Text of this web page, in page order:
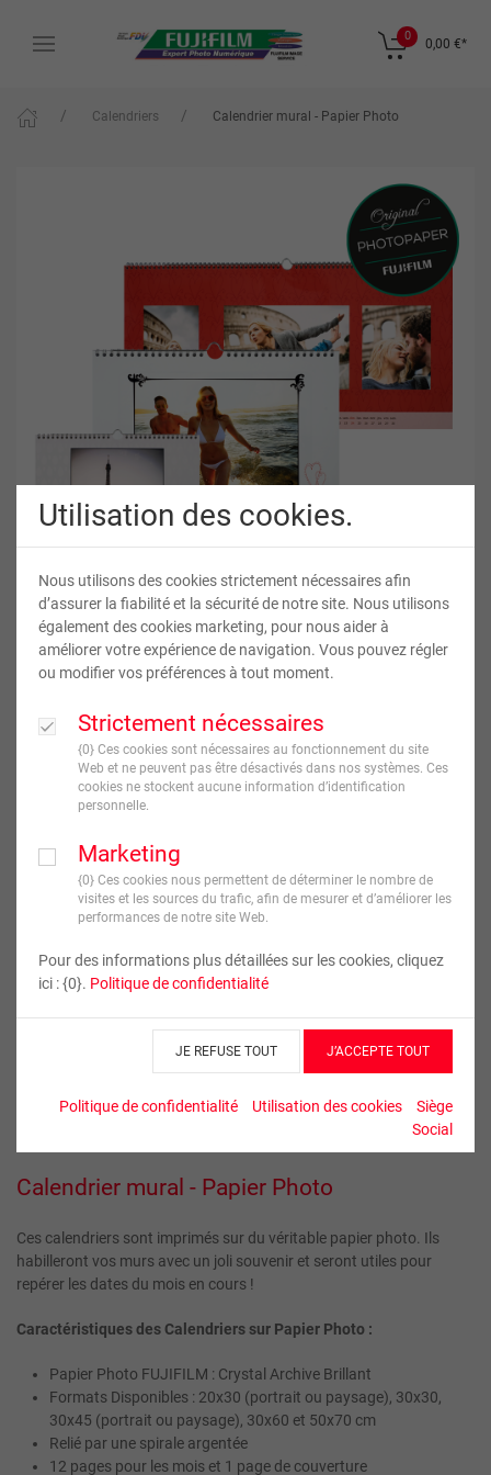
Utilisation des cookies.
Nous utilisons des cookies strictement nécessaires afin
d’assurer la fiabilité et la sécurité de notre site. Nous utilisons
également des cookies marketing, pour nous aider à
améliorer votre expérience de navigation. Vous pouvez régler
ou modifier vos préférences à tout moment.
Strictement nécessaires
{0} Ces cookies sont nécessaires au fonctionnement du site
Web et ne peuvent pas être désactivés dans nos systèmes. Ces
cookies ne stockent aucune information d’identification
personnelle.
Marketing
{0} Ces cookies nous permettent de déterminer le nombre de
visites et les sources du trafic, afin de mesurer et d’améliorer les
performances de notre site Web.
Pour des informations plus détaillées sur les cookies, cliquez
ici : {0}. Politique de confidentialité
JE REFUSE TOUT J’ACCEPTE TOUT
Politique de confidentialité Utilisation des cookies
Siège
Social
0
0,00 €*
Calendriers Calendrier mural - Papier Photo
2390€
Livraison en 12 jour(s) ouvré(s)
Calendrier mural - Papier Photo
Ces calendriers sont imprimés sur du véritable papier photo. Ils
habilleront vos murs avec un joli souvenir et seront utiles pour
repérer les dates du mois en cours !
Caractéristiques des Calendriers sur Papier Photo :
Papier Photo FUJIFILM : Crystal Archive Brillant
Formats Disponibles : 20x30 (portrait ou paysage), 30x30,
30x45 (portrait ou paysage), 30x60 et 50x70 cm
Relié par une spirale argentée
12 pages pour les mois et 1 page de couverture